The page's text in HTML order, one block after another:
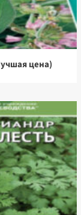
цена)